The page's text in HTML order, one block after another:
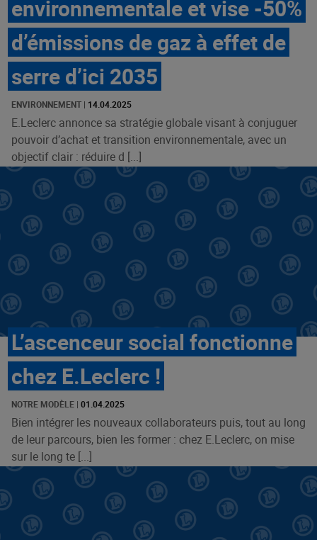
environnementale et vise -50%
d’émissions de gaz à effet de
serre d’ici 2035
ENVIRONNEMENT | 14.04.2025
E.Leclerc annonce sa stratégie globale visant à conjuguer
pouvoir d’achat et transition environnementale, avec un
objectif clair : réduire d [...]
L’ascenceur social fonctionne
chez E.Leclerc !
NOTRE MODÈLE | 01.04.2025
Bien intégrer les nouveaux collaborateurs puis, tout au long
de leur parcours, bien les former : chez E.Leclerc, on mise
sur le long te [...]